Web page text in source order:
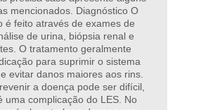
mencionados. Diagnóstico O
é feito através de exames de
de urina, biópsia renal e
O tratamento geralmente
para suprimir o sistema
evitar danos maiores aos rins.
a doença pode ser difícil,
uma complicação do LES. No